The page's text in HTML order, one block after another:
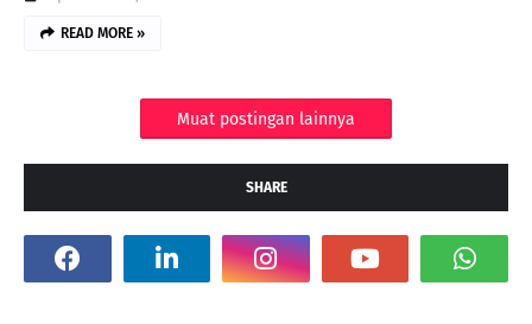
READ MORE »
Muat postingan lainnya
SHARE